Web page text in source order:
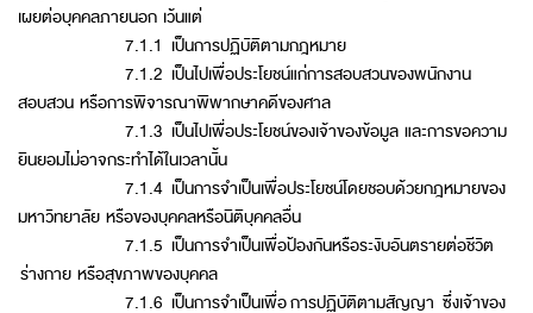
เผยต่อบุคคลภายนอก เว้นแต่
7.1.1 เป็นการปฏิบัติตามกฎหมาย
7.1.2 เป็นไปเพื่อประโยชน์แก่การสอบสวนของพนักงาน
สอบสวน หรือการพิจารณาพิพากษาคดีของศาล
7.1.3 เป็นไปเพื่อประโยชน์ของเจ้าของข้อมูล และการขอความ
ยินยอมไม่อาจกระทำได้ในเวลานั้น
7.1.4 เป็นการจำเป็นเพื่อประโยชน์โดยชอบด้วยกฎหมายของ
มหาวิทยาลัย หรือของบุคคลหรือนิติบุคคลอื่น
7.1.5 เป็นการจำเป็นเพื่อป้องกันหรือระงับอันตรายต่อชีวิต
ร่างกาย หรือสุขภาพของบุคคล
7.1.6 เป็นการจำเป็นเพื่อ การปฏิบัติตามสัญญา ซึ่งเจ้าของ